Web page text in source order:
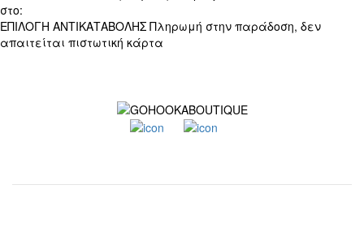
στο:
ΕΠΙΛΟΓΗ ΑΝΤΙΚΑΤΑΒΟΛΗΣ Πληρωμή στην παράδοση, δεν
απαιτείται πιστωτική κάρτα